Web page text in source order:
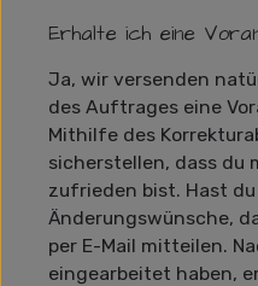
Erhalte ich eine
Ja, wir versenden
des Auftrages eine
Mithilfe des
sicherstellen, dass du
zufrieden bist. Hast
Änderungswünsche,
per E-Mail mitteilen.
eingearbeitet haben,